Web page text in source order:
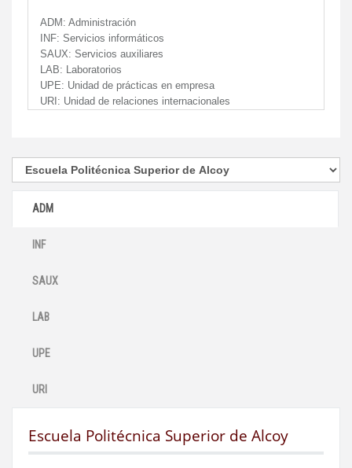
ADM: Administración
INF: Servicios informáticos
SAUX: Servicios auxiliares
LAB: Laboratorios
UPE: Unidad de prácticas en empresa
URI: Unidad de relaciones internacionales
ADM
INF
SAUX
LAB
UPE
URI
Escuela Politécnica Superior de Alcoy